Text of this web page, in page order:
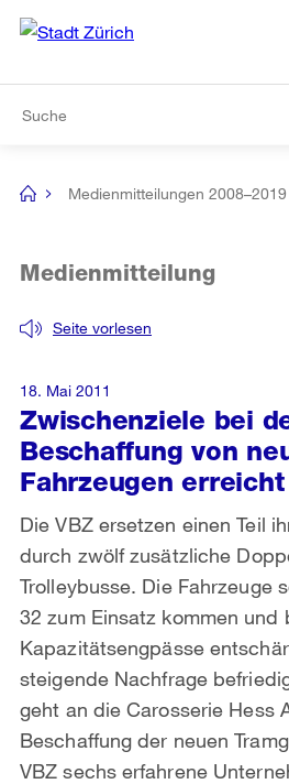
Navigation
[no
Medienmitteilungen 2008–2019
Zwischenziele bei
Beschaffung von
Fahrzeugen erreicht
Seite vorlesen
Medienmitteilung
Die VBZ ersetzen einen Teil
durch zwölf zusätzliche
Trolleybusse. Die Fahrzeuge
32 zum Einsatz kommen und
Kapazitätsengpässe
steigende Nachfrage
geht an die Carosserie Hess
Beschaffung der neuen
VBZ sechs erfahrene
18. Mai 2011